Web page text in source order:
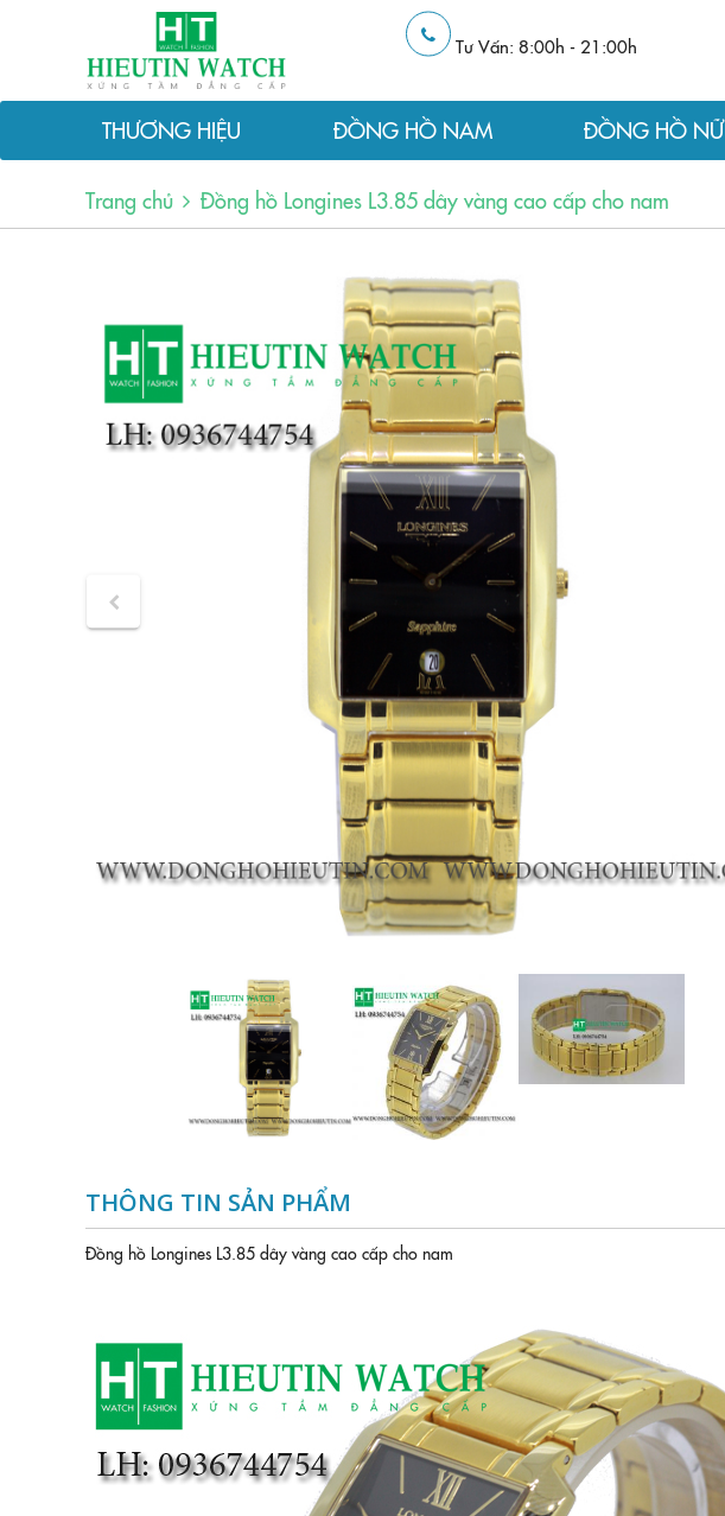
Tư Vấn: 8:00h - 21:00h
THƯƠNG HIỆU ĐỒNG HỒ NAM ĐỒNG HỒ NỮ
Trang chủ Đồng hồ Longines L3.85 dây vàng cao cấp cho nam
THÔNG TIN SẢN PHẨM
Đồng hồ Longines L3.85 dây vàng cao cấp cho nam